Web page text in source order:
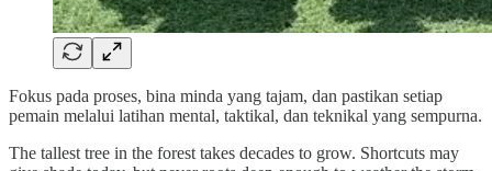
Fokus pada proses, bina minda yang tajam, dan pastikan setiap
pemain melalui latihan mental, taktikal, dan teknikal yang sempurna.
The tallest tree in the forest takes decades to grow. Shortcuts may